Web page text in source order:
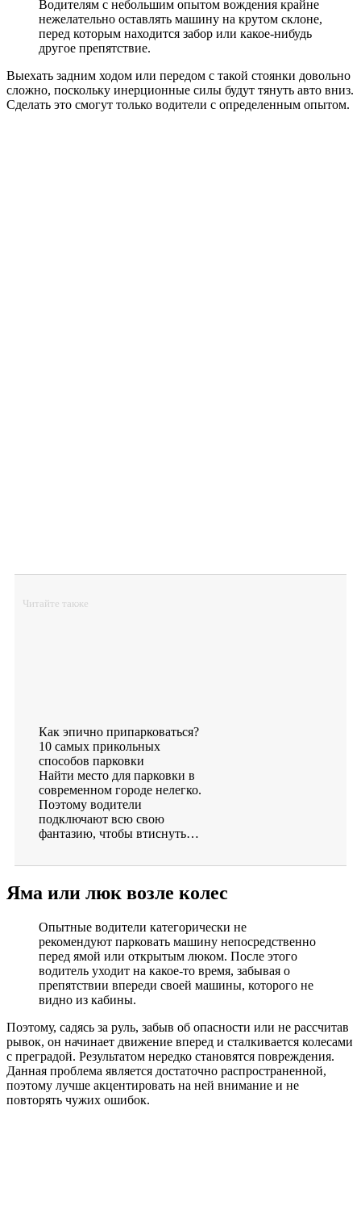
Водителям с небольшим опытом вождения крайне
нежелательно оставлять машину на крутом склоне,
перед которым находится забор или какое-нибудь
другое препятствие.
Выехать задним ходом или передом с такой стоянки довольно
сложно, поскольку инерционные силы будут тянуть авто вниз.
Сделать это смогут только водители с определенным опытом.
Читайте также
Как эпично припарковаться?
10 самых прикольных
способов парковки
Найти место для парковки в
современном городе нелегко.
Поэтому водители
подключают всю свою
фантазию, чтобы втиснуть…
Яма или люк возле колес
Опытные водители категорически не
рекомендуют парковать машину непосредственно
перед ямой или открытым люком. После этого
водитель уходит на какое-то время, забывая о
препятствии впереди своей машины, которого не
видно из кабины.
Поэтому, садясь за руль, забыв об опасности или не рассчитав
рывок, он начинает движение вперед и сталкивается колесами
с преградой. Результатом нередко становятся повреждения.
Данная проблема является достаточно распространенной,
поэтому лучше акцентировать на ней внимание и не
повторять чужих ошибок.